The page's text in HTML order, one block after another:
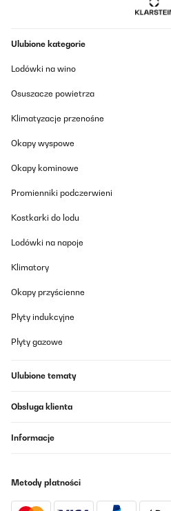
Ulubione kategorie
Lodówki na wino
Osuszacze powietrza
Klimatyzacje przenośne
Okapy wyspowe
Okapy kominowe
Promienniki podczerwieni
Kostkarki do lodu
Lodówki na napoje
Klimatory
Okapy przyścienne
Płyty indukcyjne
Płyty gazowe
Ulubione tematy
Obsługa klienta
Informacje
Metody płatności